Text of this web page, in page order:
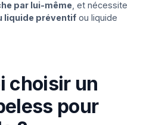
par lui-même , et nécessite
liquide préventif ou liquide
choisir un
pour